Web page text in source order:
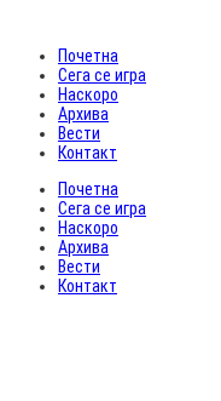
Почетна
Сега се игра
Наскоро
Архива
Вести
Контакт
Почетна
Сега се игра
Наскоро
Архива
Вести
Контакт